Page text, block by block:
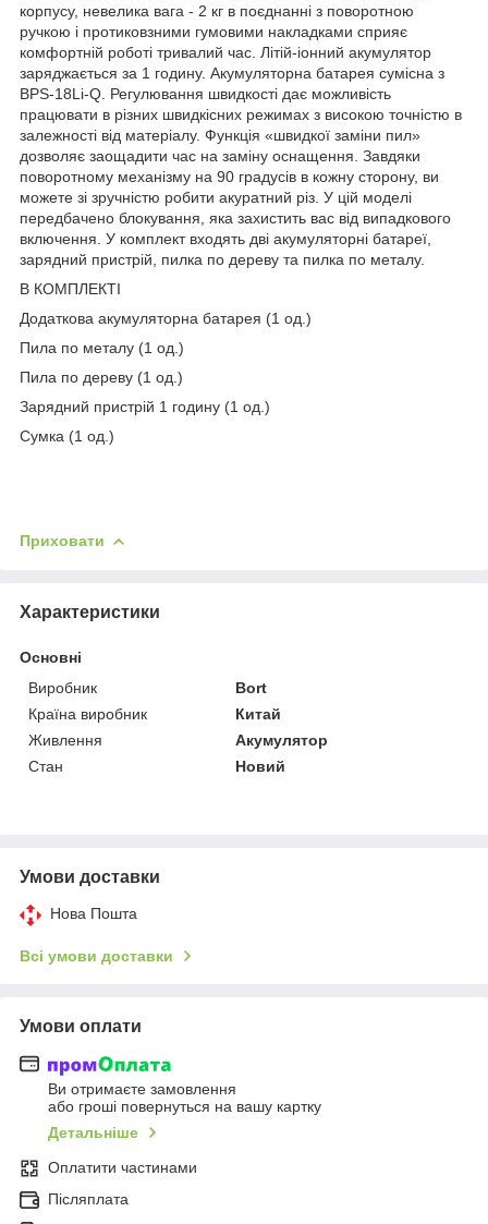
корпусу, невелика вага - 2 кг в поєднанні з поворотною
ручкою і протиковзними гумовими накладками сприяє
комфортній роботі тривалий час. Літій-іонний акумулятор
заряджається за 1 годину. Акумуляторна батарея сумісна з
BPS-18Li-Q. Регулювання швидкості дає можливість
працювати в різних швидкісних режимах з високою точністю в
залежності від матеріалу. Функція «швидкої заміни пил»
дозволяє заощадити час на заміну оснащення. Завдяки
поворотному механізму на 90 градусів в кожну сторону, ви
можете зі зручністю робити акуратний різ. У цій моделі
передбачено блокування, яка захистить вас від випадкового
включення. У комплект входять дві акумуляторні батареї,
зарядний пристрій, пилка по дереву та пилка по металу.
В КОМПЛЕКТІ
Додаткова акумуляторна батарея (1 од.)
Пила по металу (1 од.)
Пила по дереву (1 од.)
Зарядний пристрій 1 годину (1 од.)
Сумка (1 од.)
Приховати
Характеристики
Основні
Виробник
Bort
Країна виробник
Китай
Живлення
Акумулятор
Стан
Новий
Умови доставки
Нова Пошта
Всі умови доставки
Умови оплати
Ви отримаєте замовлення
або гроші повернуться на вашу картку
Детальніше
Оплатити частинами
Післяплата